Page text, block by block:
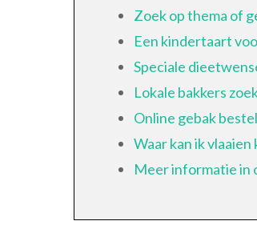
Zoek op thema of
Een kindertaart
Speciale
Lokale bakkers
Online gebak
Waar kan ik vlaaien
Meer informatie in